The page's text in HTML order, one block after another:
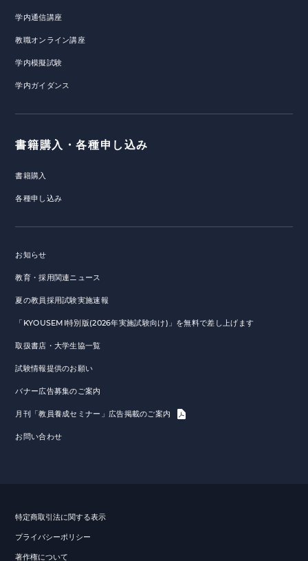
学内通信講座
教職オンライン講座
学内模擬試験
学内ガイダンス
書籍購入・各種申し込み
書籍購入
各種申し込み
お知らせ
教育・採用関連ニュース
夏の教員採用試験実施速報
「KYOUSEMI特別版(2026年実施試験向け)」を無料で差し上げます
取扱書店・大学生協一覧
試験情報提供のお願い
バナー広告募集のご案内
月刊「教員養成セミナー」広告掲載のご案内
お問い合わせ
特定商取引法に関する表示
プライバシーポリシー
著作権について